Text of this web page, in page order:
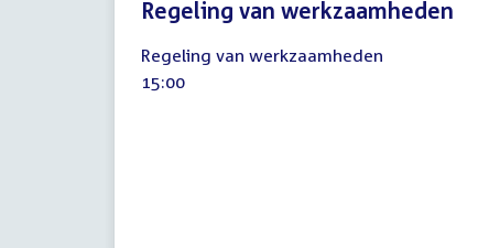
Regeling van werkzaamheden
september
2024
Regeling van werkzaamheden
Tijd
15:00